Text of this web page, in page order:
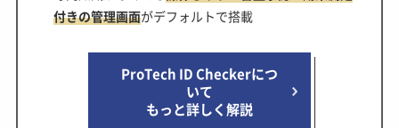
付きの管理画面がデフォルトで搭載
ProTech ID Checkerにつ
いて
もっと詳しく解説